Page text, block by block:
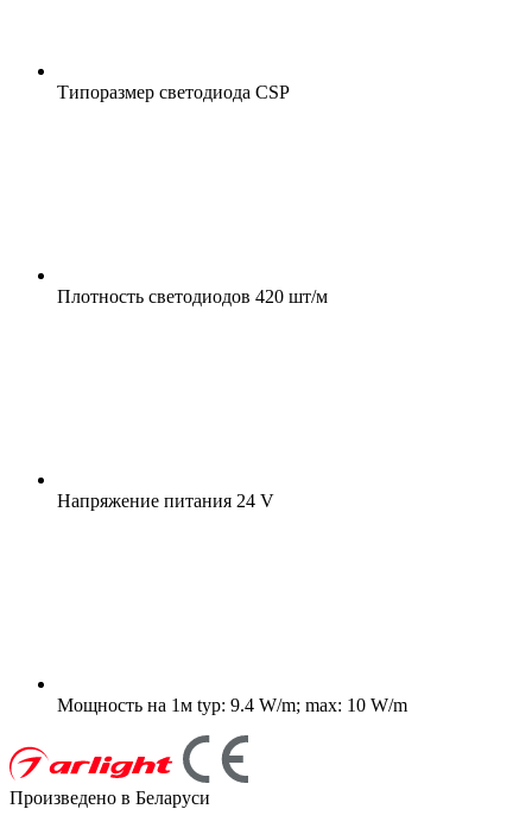
Типоразмер светодиода CSP
Плотность светодиодов 420 шт/м
Напряжение питания 24 V
Мощность на 1м typ: 9.4 W/m; max: 10 W/m
Произведено в Беларуси